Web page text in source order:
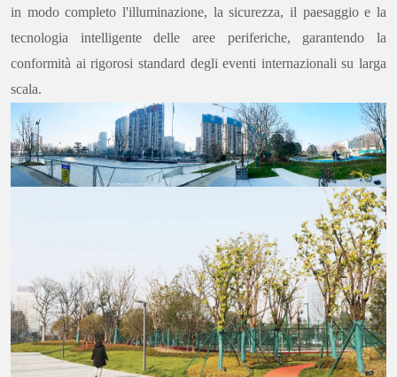
in modo completo l'illuminazione, la sicurezza, il paesaggio e la
tecnologia intelligente delle aree periferiche, garantendo la
conformità ai rigorosi standard degli eventi internazionali su larga
scala.